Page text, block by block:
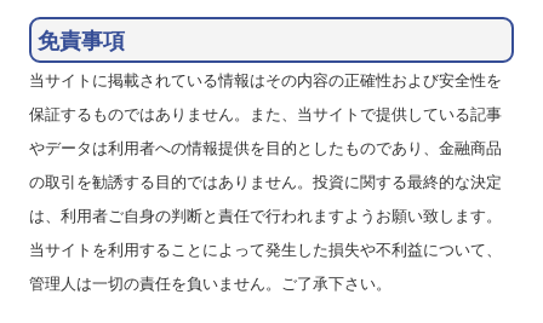
免責事項
当サイトに掲載されている情報はその内容の正確性および安全性を
保証するものではありません。また、当サイトで提供している記事
やデータは利用者への情報提供を目的としたものであり、金融商品
の取引を勧誘する目的ではありません。投資に関する最終的な決定
は、利用者ご自身の判断と責任で行われますようお願い致します。
当サイトを利用することによって発生した損失や不利益について、
管理人は一切の責任を負いません。ご了承下さい。